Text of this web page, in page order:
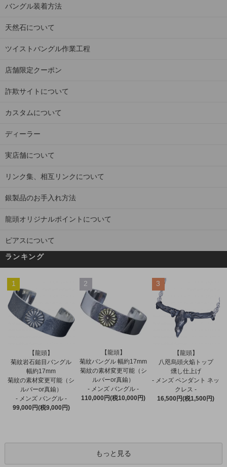
バングル装着方法
天然石について
ツイストバングル作業工程
店舗限定クーポン
詐欺サイトについて
カスタムについて
ディーラー
実店舗について
リンク集、相互リンクについて
銀製品のお手入れ方法
龍頭オリジナルポイントについて
ピアスについて
ランキング
1
【龍頭】
菊紋岩石鎚目バングル
幅約17mm
菊紋の素材変更可能（シ
ルバーor真鍮）
- メンズ バングル -
99,000円(税9,000円)
2
【龍頭】
菊紋バングル 幅約17mm
菊紋の素材変更可能（シ
ルバーor真鍮）
- メンズ バングル -
110,000円(税10,000円)
3
【龍頭】
八咫烏頭火焔トップ
燻し仕上げ
- メンズ ペンダント ネッ
クレス -
16,500円(税1,500円)
もっと見る